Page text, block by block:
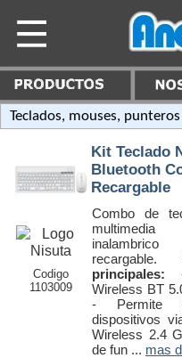
Teclados, mouses, punteros
Codigo
1103009
Kit Teclado
Bluetooth
Recargable
Combo de
recargable.
principales:
Wireless BT
- Permite
dispositivos
Wireless 2.4
de fun ... mas